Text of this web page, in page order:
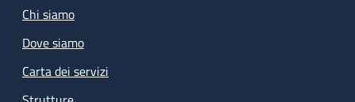
Chi siamo
Dove siamo
Carta dei servizi